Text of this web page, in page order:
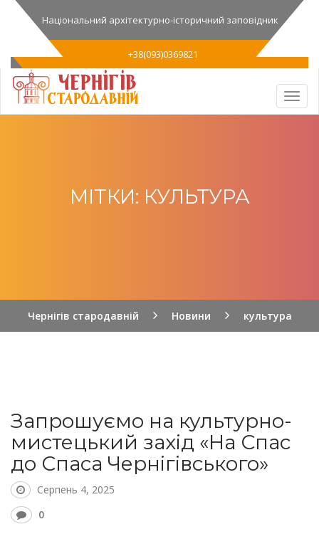
Національний архітектурно-історичний заповідник
+38(093)0369821
МІТКИ: КУЛЬТУРА
Чернігів стародавній Новини культура
Запрошуємо на культурно-
мистецький захід «На Спас
до Спаса Чернігівського»
Серпень 4, 2025
0